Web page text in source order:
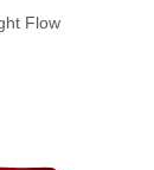
Flow